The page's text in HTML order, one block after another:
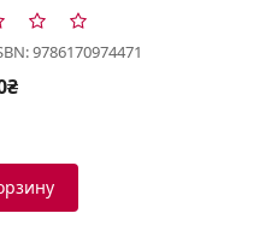
9786170974471